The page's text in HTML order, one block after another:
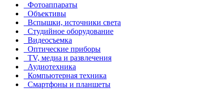
Фотоаппараты
Объективы
Вспышки, источники света
Студийное оборудование
Видеосъемка
Оптические приборы
TV, медиа и развлечения
Аудиотехника
Компьютерная техника
Смартфоны и планшеты